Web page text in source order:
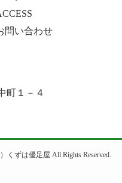
問い合わせ
町１－４
くずは優足屋 All Rights Reserved.